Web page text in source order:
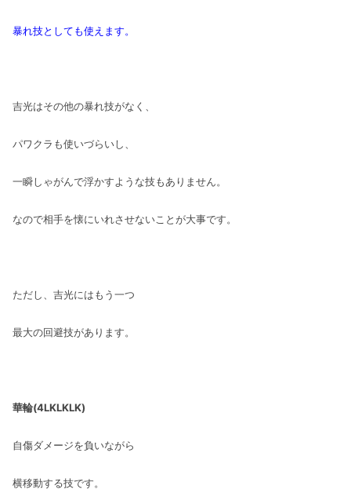
暴れ技としても使えます。
吉光はその他の暴れ技がなく、
パワクラも使いづらいし、
一瞬しゃがんで浮かすような技もありません。
なので相手を懐にいれさせないことが大事です。
ただし、吉光にはもう一つ
最大の回避技があります。
華輪(4LKLKLK)
自傷ダメージを負いながら
横移動する技です。